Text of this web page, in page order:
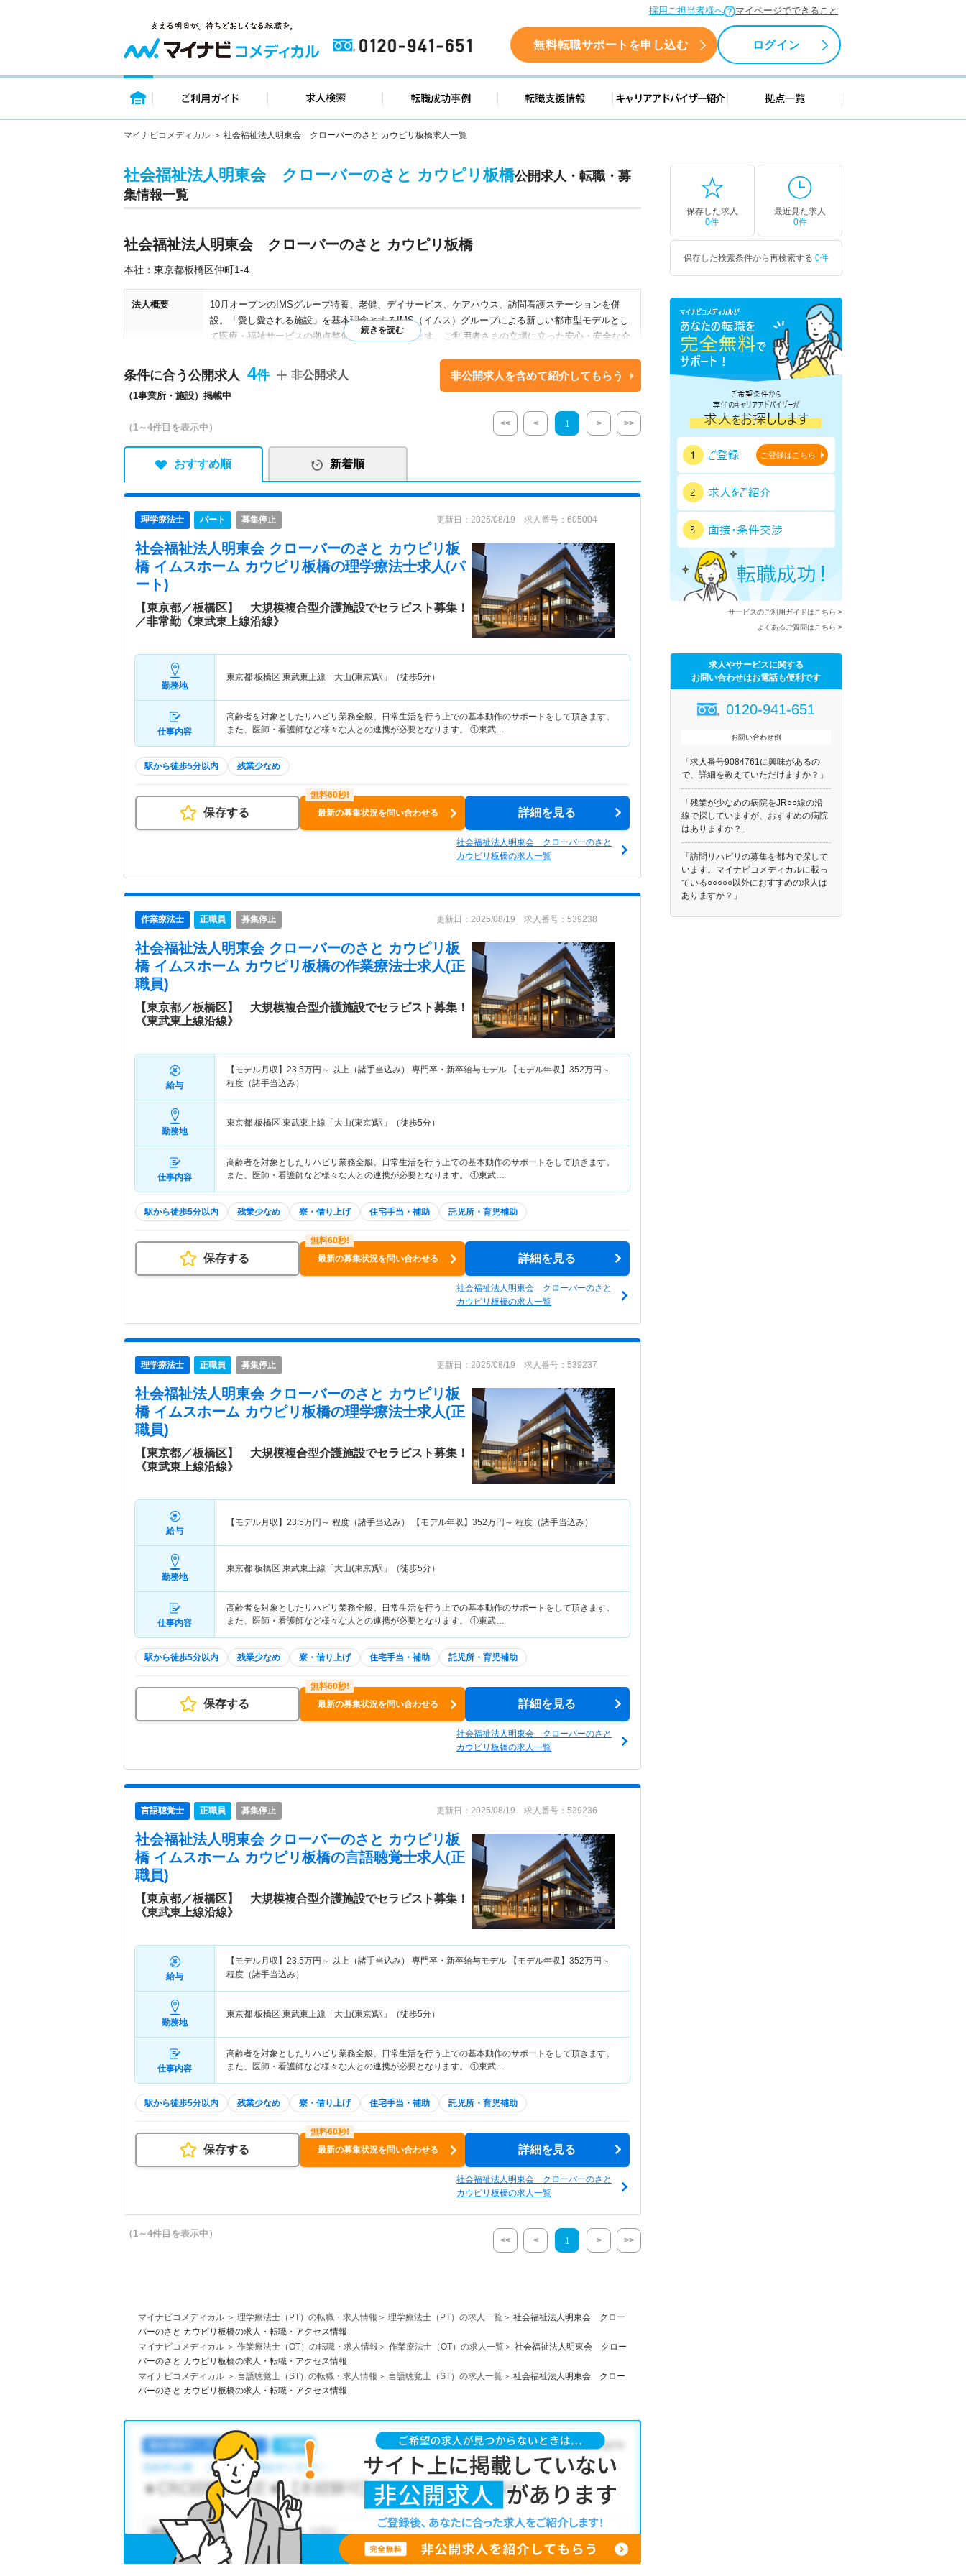
採用ご担当者様へ マイページでできること
0120-941-651 無料転職サポートを申し込む ログイン
トップページ ご利用ガイド 求人検索 転職成功事例 転職支援情報 キャリアアドバイザー紹介 拠点一覧
マイナビコメディカル 社会福祉法人明東会 クローバーのさと カウピリ板橋求人一覧
社会福祉法人明東会 クローバーのさと カウピリ板橋公開求人・転職・募
集情報一覧
社会福祉法人明東会 クローバーのさと カウピリ板橋
本社：東京都板橋区仲町1-4
法人概要
10月オープンのIMSグループ特養、老健、デイサービス、ケアハウス、訪問看護ステーションを併
設。「愛し愛される施設」を基本理念とするIMS（イムス）グループによる新しい都市型モデルとし
て医療・福祉サービスの拠点整備を実施して参ります。ご利用者さまの立場に立った安心・安全な介
して地域の方々から愛される施設になることを願いながら、皆さまとともに歩んで参ります。 【関連
施設】 ■板橋リハビリテーション病院 ■板橋ロイヤル訪問看護ステーション
特色
■2014年10月にオープンした、イムスグループの大型複合施設です。東武東上線「大山駅」徒歩5分
の好立地に位置する当施設は、クローバーの葉を意識した4階建ての4つの棟で構成されており、特
ズに合わせた様々な介護サービスを実現しております。当施設の名称である「カウピリ」とは、ハワ
イ語で「無償の愛・絆」を意味し、利用者の立場にあった安全・安心の介護サービスと愛し愛される
イムスグループの地域医療の実現を目指します。 ■緊急時には同グループ関連施設による受け入れも
実施しており、グループの強固な連携を生かした地域医療の実現をした施設となります。 ■大手企業
ならではの充実した福利厚生、教育体制があるため、長期的な勤務をお考えの方におすすめです。
条件に合う公開求人 4
（1事業所・施設）掲載中
非公開求人 非公開求人を含めて紹介してもらう
（1～4件目を表示中） << < 1 > >>
おすすめ順 新着順
理学療法士 パート 募集停止 更新日：2025/08/19 求人番号：605004
社会福祉法人明東会 クローバーのさと カウピリ板
橋 イムスホーム カウピリ板橋の理学療法士求人(パ
ート)
【東京都／板橋区】 大規模複合型介護施設でセラピスト募集！
／非常勤《東武東上線沿線》
勤務地
東京都 板橋区 東武東上線「大山(東京)駅」（徒歩5分）
仕事内容
高齢者を対象としたリハビリ業務全般。日常生活を行う上での基本動作のサポートをして頂きます。
また、医師・看護師など様々な人との連携が必要となります。 ①東武…
駅から徒歩5分以内 残業少なめ
保存する 最新の募集状況を問い合わせる 詳細を見る
社会福祉法人明東会 クローバーのさと
カウピリ板橋の求人一覧
作業療法士 正職員 募集停止 更新日：2025/08/19 求人番号：539238
社会福祉法人明東会 クローバーのさと カウピリ板
橋 イムスホーム カウピリ板橋の作業療法士求人(正
職員)
【東京都／板橋区】 大規模複合型介護施設でセラピスト募集！
《東武東上線沿線》
給与
【モデル月収】 23.5万円～ 以上（諸手当込み） 専門卒・新卒給与モデル 【モデル年収】 352万円～
程度（諸手当込み）
勤務地
東京都 板橋区 東武東上線「大山(東京)駅」（徒歩5分）
仕事内容
高齢者を対象としたリハビリ業務全般。日常生活を行う上での基本動作のサポートをして頂きます。
また、医師・看護師など様々な人との連携が必要となります。 ①東武…
駅から徒歩5分以内 残業少なめ 寮・借り上げ 住宅手当・補助 託児所・育児補助
保存する 最新の募集状況を問い合わせる 詳細を見る
社会福祉法人明東会 クローバーのさと
カウピリ板橋の求人一覧
理学療法士 正職員 募集停止 更新日：2025/08/19 求人番号：539237
社会福祉法人明東会 クローバーのさと カウピリ板
橋 イムスホーム カウピリ板橋の理学療法士求人(正
職員)
【東京都／板橋区】 大規模複合型介護施設でセラピスト募集！
《東武東上線沿線》
給与
【モデル月収】 23.5万円～ 程度（諸手当込み） 【モデル年収】 352万円～ 程度（諸手当込み）
勤務地
東京都 板橋区 東武東上線「大山(東京)駅」（徒歩5分）
仕事内容
高齢者を対象としたリハビリ業務全般。日常生活を行う上での基本動作のサポートをして頂きます。
また、医師・看護師など様々な人との連携が必要となります。 ①東武…
駅から徒歩5分以内 残業少なめ 寮・借り上げ 住宅手当・補助 託児所・育児補助
保存する 最新の募集状況を問い合わせる 詳細を見る
社会福祉法人明東会 クローバーのさと
カウピリ板橋の求人一覧
言語聴覚士 正職員 募集停止 更新日：2025/08/19 求人番号：539236
社会福祉法人明東会 クローバーのさと カウピリ板
橋 イムスホーム カウピリ板橋の言語聴覚士求人(正
職員)
【東京都／板橋区】 大規模複合型介護施設でセラピスト募集！
《東武東上線沿線》
給与
【モデル月収】 23.5万円～ 以上（諸手当込み） 専門卒・新卒給与モデル 【モデル年収】 352万円～
程度（諸手当込み）
勤務地
東京都 板橋区 東武東上線「大山(東京)駅」（徒歩5分）
仕事内容
高齢者を対象としたリハビリ業務全般。日常生活を行う上での基本動作のサポートをして頂きます。
また、医師・看護師など様々な人との連携が必要となります。 ①東武…
駅から徒歩5分以内 残業少なめ 寮・借り上げ 住宅手当・補助 託児所・育児補助
保存する 最新の募集状況を問い合わせる 詳細を見る
社会福祉法人明東会 クローバーのさと
カウピリ板橋の求人一覧
（1～4件目を表示中）
<< < 1 > >>
マイナビコメディカル 理学療法士（PT）の転職・求人情報 理学療法士（PT）の求人一覧
社会福祉法人明東会 クロー
バーのさと カウピリ板橋の求人・転職・アクセス情報
マイナビコメディカル
作業療法士（OT）の転職・求人情報 作業療法士（OT）の求人一覧
社会福祉法人明東会 クロー
バーのさと カウピリ板橋の求人・転職・アクセス情報
マイナビコメディカル
言語聴覚士（ST）の転職・求人情報 言語聴覚士（ST）の求人一覧
社会福祉法人明東会 クロー
バーのさと カウピリ板橋の求人・転職・アクセス情報
保存した求人
0件
最近見た求人
0件
保存した検索条件から再検索する 0件
ご登録はこちら
サービスのご利用ガイドはこちら >
よくあるご質問はこちら >
求人やサービスに関する
お問い合わせはお電話も便利です
0120-941-651
お問い合わせ例
「求人番号9084761に興味があるの
で、詳細を教えていただけますか？」
「残業が少なめの病院をJR○○線の沿
線で探していますが、おすすめの病院
はありますか？」
「訪問リハビリの募集を都内で探して
います。マイナビコメディカルに載っ
ている○○○○○以外におすすめの求人は
ありますか？」